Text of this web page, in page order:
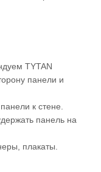
TYTAN
панели и
к стене.
панель на
плакаты.